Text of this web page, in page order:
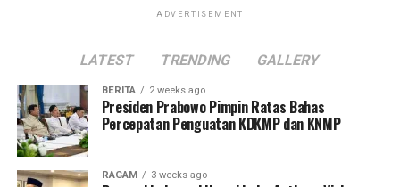
ADVERTISEMENT
LATEST TRENDING GALLERY
BERITA 2 weeks ago
Presiden Prabowo Pimpin Ratas Bahas
Percepatan Penguatan KDKMP dan KNMP
RAGAM 3 weeks ago